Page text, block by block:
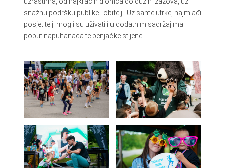
snažnu podršku publike i obitelji. Uz same utrke, najmlađi
posjetitelji mogli su uživati i u dodatnim sadržajima
poput napuhanaca te penjačke stijene.